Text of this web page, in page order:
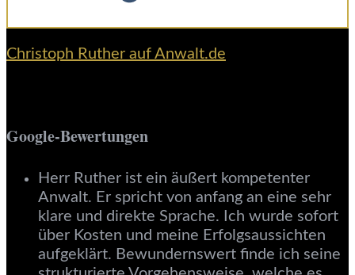
Christoph Ruther auf Anwalt.de
Google-Bewertungen
Herr Ruther ist ein äußert kompetenter
Anwalt. Er spricht von anfang an eine sehr
klare und direkte Sprache. Ich wurde sofort
über Kosten und meine Erfolgsaussichten
aufgeklärt. Bewundernswert finde ich seine